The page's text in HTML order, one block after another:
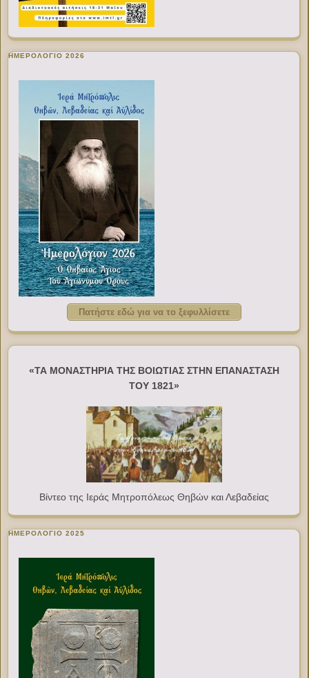
ΗΜΕΡΟΛΟΓΙΟ 2026
Πατήστε εδώ για να το ξεφυλλίσετε
«ΤΑ ΜΟΝΑΣΤΗΡΙΑ ΤΗΣ ΒΟΙΩΤΙΑΣ ΣΤΗΝ ΕΠΑΝΑΣΤΑΣΗ
ΤΟΥ 1821»
Βίντεο της Ιεράς Μητροπόλεως Θηβών και Λεβαδείας
ΗΜΕΡΟΛΟΓΙΟ 2025